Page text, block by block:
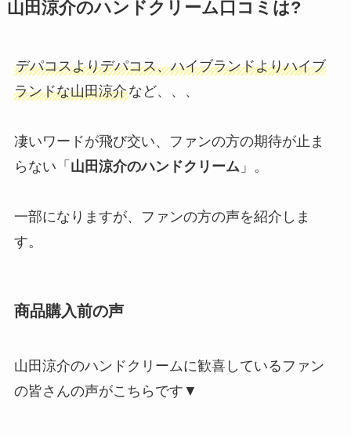
山田涼介のハンドクリーム口コミは?
デパコスよりデパコス、ハイブランドよりハイブ
ランドな山田涼介など、、、
凄いワードが飛び交い、ファンの方の期待が止ま
らない「 山田涼介のハンドクリーム」。
一部になりますが、ファンの方の声を紹介しま
す。
商品購入前の声
山田涼介のハンドクリームに歓喜しているファン
の皆さんの声がこちらです▼